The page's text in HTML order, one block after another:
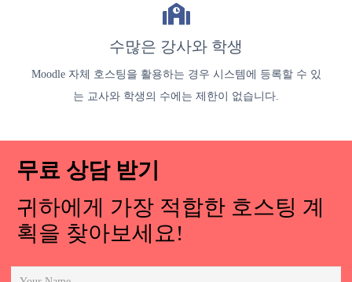
수많은 강사와 학생
Moodle 자체 호스팅을 활용하는 경우 시스템에 등록할 수 있
는 교사와 학생의 수에는 제한이 없습니다.
무료 상담 받기
귀하에게 가장 적합한 호스팅 계
획을 찾아보세요!